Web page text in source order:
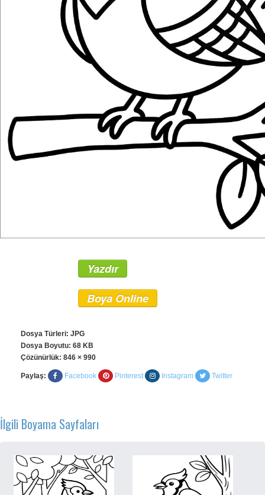
Yazdır
Boya Online
Dosya Türleri: JPG
Dosya Boyutu: 68 KB
Çözünürlük: 846 × 990
Paylaş: Facebook Pinterest Instagram Twitter
İlgili Boyama Sayfaları